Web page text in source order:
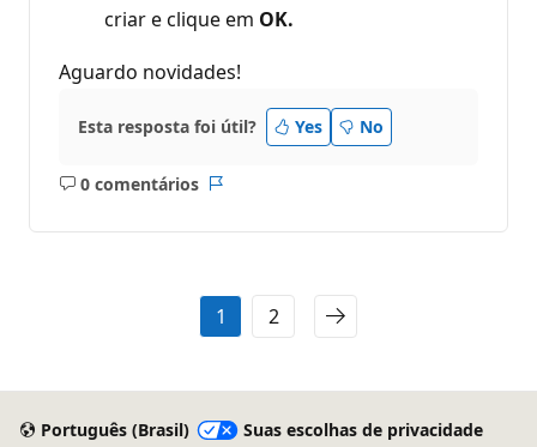
criar e clique em OK.
Aguardo novidades!
Esta resposta foi útil? Yes No
0 comentários
Sem
1 2
Português (Brasil) Suas escolhas de privacidade